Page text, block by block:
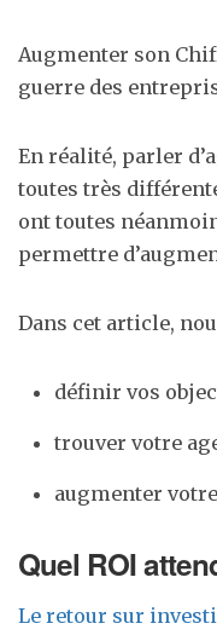
Augmenter son
guerre des
En réalité, parler
toutes très
ont toutes
permettre
Dans cet article,
définir vos
trouver votre
augmenter
Quel ROI
Le retour sur